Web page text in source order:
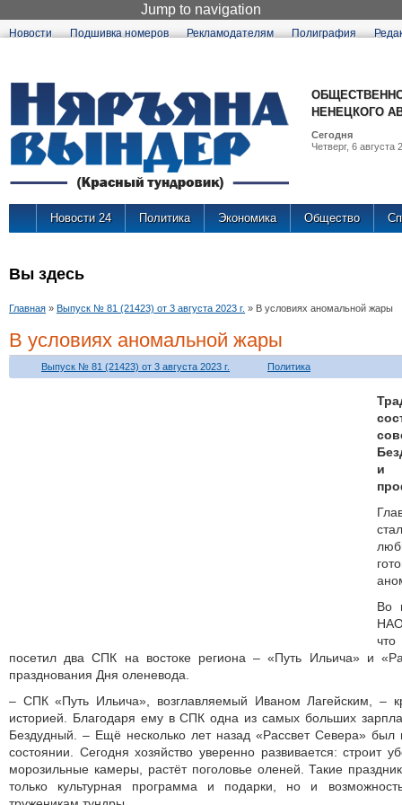
Jump to navigation
Новости Подшивка номеров Рекламодателям Полиграфия
НЕНЕЦКОГО
Сегодня
Четверг, 6 августа
Новости 24 Политика Экономика Общество
Вы здесь
Главная » Выпуск № 81 (21423) от 3 августа 2023 г. » В условиях аномальной жары
В условиях аномальной жары
Выпуск № 81 (21423) от 3 августа 2023 г. Политика
и
Во
посетил два СПК на востоке региона – «Путь Ильича» и
празднования Дня оленевода.
– СПК «Путь Ильича», возглавляемый Иваном Лагейским, –
историей. Благодаря ему в СПК одна из самых больших
Бездудный. – Ещё несколько лет назад «Рассвет Севера» был
состоянии. Сегодня хозяйство уверенно развивается: строит
морозильные камеры, растёт поголовье оленей. Такие
только культурная программа и подарки, но и